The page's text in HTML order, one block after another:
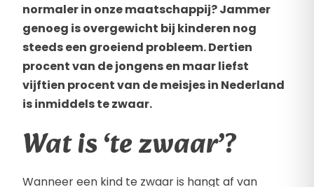
normaler in onze maatschappij? Jammer
genoeg is overgewicht bij kinderen nog
steeds een groeiend probleem. Dertien
procent van de jongens en maar liefst
vijftien procent van de meisjes in Nederland
is inmiddels te zwaar.
Wat is ‘te zwaar’?
Wanneer een kind te zwaar is hangt af van